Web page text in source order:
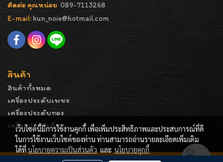
ติดต่อ คุณหน่อย 089-7113268
E-mail: kun_noie@hotmail.com
สินค้า
สินค้าทั้งหมด
เครื่องประดับเพชร
เครื่องประดับทอง
เครื่องประดับอื่นๆ
เว็บไซต์นี้มีการใช้งานคุกกี้ เพื่อเพิ่มประสิทธิภาพและประสบการณ์ที่ดี
ในการใช้งานเว็บไซต์ของท่าน ท่านสามารถอ่านรายละเอียดเพิ่มเติม
ได้ที่นโยบายความเป็นส่วนตัว และ นโยบายคุกกี้